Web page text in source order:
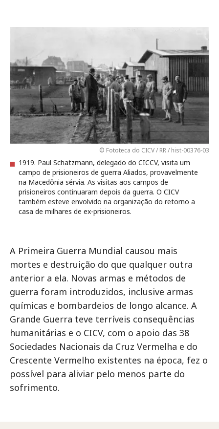
© Fototeca do CICV / RR / hist-00376-03
1919. Paul Schatzmann, delegado do CICCV, visita um
campo de prisioneiros de guerra Aliados, provavelmente
na Macedônia sérvia. As visitas aos campos de
prisioneiros continuaram depois da guerra. O CICV
também esteve envolvido na organização do retorno a
casa de milhares de ex-prisioneiros.
A Primeira Guerra Mundial causou mais
mortes e destruição do que qualquer outra
anterior a ela. Novas armas e métodos de
guerra foram introduzidos, inclusive armas
químicas e bombardeios de longo alcance. A
Grande Guerra teve terríveis consequências
humanitárias e o CICV, com o apoio das 38
Sociedades Nacionais da Cruz Vermelha e do
Crescente Vermelho existentes na época, fez o
possível para aliviar pelo menos parte do
sofrimento.